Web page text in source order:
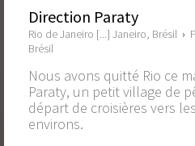
Direction Paraty
Rio de Janeiro [...] Janeiro, Brésil ›
Brésil
Nous avons quitté Rio ce
Paraty, un petit village de
départ de croisières vers
environs.